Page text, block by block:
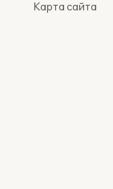
Карта сайта